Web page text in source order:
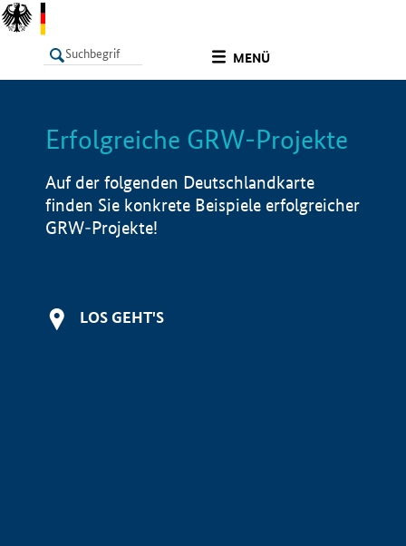
MENÜ
LISTE Info
Erfolgreiche GRW-Projekte
Auf der folgenden Deutschlandkarte
finden Sie konkrete Beispiele erfolgreicher
GRW-Projekte!
LOS GEHT'S